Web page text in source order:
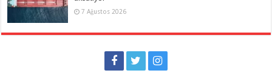
7 Ağustos 2026